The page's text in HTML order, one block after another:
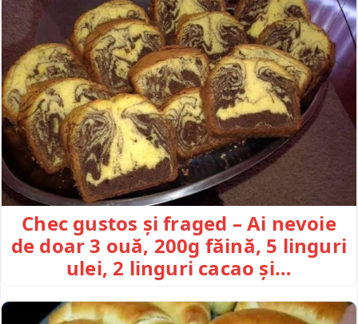
Chec gustos și fraged – Ai nevoie
de doar 3 ouă, 200g făină, 5 linguri
ulei, 2 linguri cacao și…